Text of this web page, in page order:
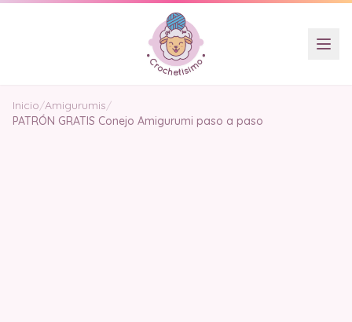
Inicio/Amigurumis/
PATRÓN GRATIS Conejo Amigurumi paso a paso